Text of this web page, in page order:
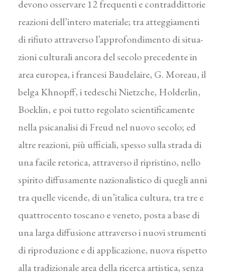
devono osservare 12 frequenti e contraddittorie
reazioni dell’in­tero materiale; tra atteggiamenti
di rifiuto attraverso l’approfondimento di situa­
zioni culturali ancora del secolo precedente in
area europea, i francesi Baudelaire, G. Moreau, il
belga Khnopff, i tedeschi Nietzche, Holderlin,
Boeklin, e poi tutto regolato scientificamente
nella psicanalisi di Freud nel nuovo secolo; ed
altre reazioni, più ufficiali, spesso sulla strada di
una facile retorica, attraverso il ripri­stino, nello
spirito diffusamente nazionalistico di quegli anni
tra quelle vicende, di un’italica cultura, tra tre e
quattrocento toscano e veneto, posta a base di
una larga diffusione attraverso i nuovi strumenti
di riproduzione e di applicazione, nuova rispetto
alla tradizionale area della ricerca artistica, senza